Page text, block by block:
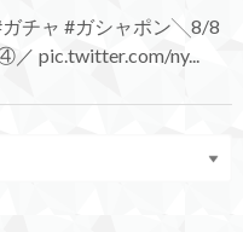
チャ #ガシャポン╲8/8
／ pic.twitter.com/ny...